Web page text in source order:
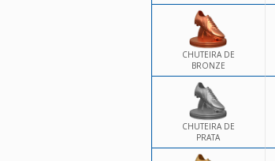
CHUTEIRA DE
BRONZE
CHUTEIRA DE
PRATA